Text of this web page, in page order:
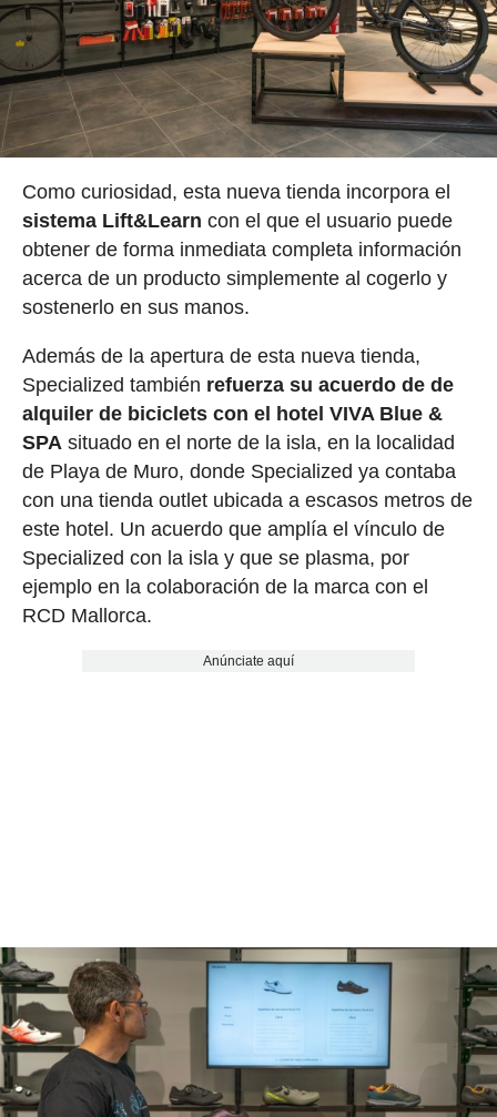
Como curiosidad, esta nueva tienda incorpora el
sistema Lift&Learn con el que el usuario puede
obtener de forma inmediata completa información
acerca de un producto simplemente al cogerlo y
sostenerlo en sus manos.
Además de la apertura de esta nueva tienda,
Specialized también refuerza su acuerdo de de
alquiler de biciclets con el hotel VIVA Blue &
SPA situado en el norte de la isla, en la localidad
de Playa de Muro, donde Specialized ya contaba
con una tienda outlet ubicada a escasos metros de
este hotel. Un acuerdo que amplía el vínculo de
Specialized con la isla y que se plasma, por
ejemplo en la colaboración de la marca con el
RCD Mallorca.
Anúnciate aquí